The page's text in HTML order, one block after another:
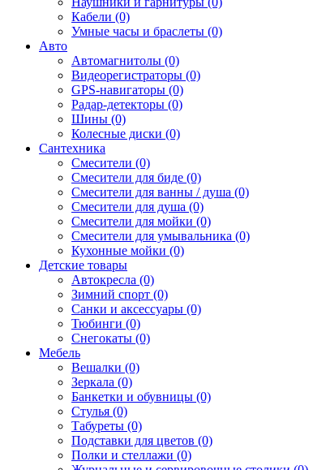
Кабели (0)
Умные часы и браслеты (0)
Авто
Автомагнитолы (0)
Видеорегистраторы (0)
GPS-навигаторы (0)
Радар-детекторы (0)
Шины (0)
Колесные диски (0)
Сантехника
Смесители (0)
Смесители для биде (0)
Смесители для ванны / душа (0)
Смесители для душа (0)
Смесители для мойки (0)
Смесители для умывальника (0)
Кухонные мойки (0)
Детские товары
Автокресла (0)
Зимний спорт (0)
Санки и аксессуары (0)
Тюбинги (0)
Снегокаты (0)
Мебель
Вешалки (0)
Зеркала (0)
Банкетки и обувницы (0)
Стулья (0)
Табуреты (0)
Подставки для цветов (0)
Полки и стеллажи (0)